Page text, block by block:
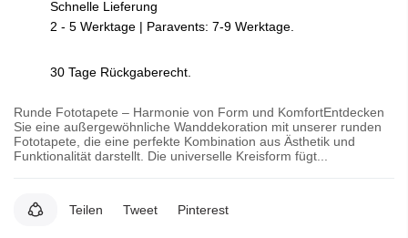
Schnelle Lieferung
2 - 5 Werktage | Paravents: 7-9 Werktage.
30 Tage Rückgaberecht.
Runde Fototapete – Harmonie von Form und KomfortEntdecken
Sie eine außergewöhnliche Wanddekoration mit unserer runden
Fototapete, die eine perfekte Kombination aus Ästhetik und
Funktionalität darstellt. Die universelle Kreisform fügt...
Teilen Tweet Pinterest